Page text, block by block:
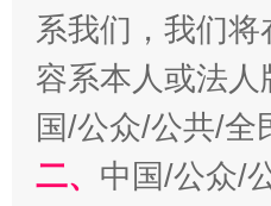
系我们，我们
容系本人或法
国/公众/公共/
二、 中国/公众/